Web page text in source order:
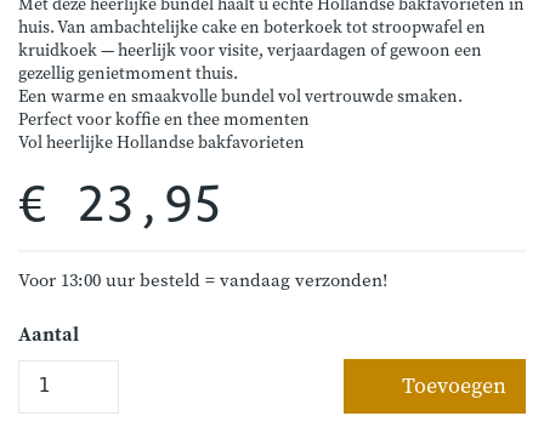
Met deze heerlijke bundel haalt u echte Hollandse bakfavorieten in
huis. Van ambachtelijke cake en boterkoek tot stroopwafel en
kruidkoek — heerlijk voor visite, verjaardagen of gewoon een
gezellig genietmoment thuis.
Een warme en smaakvolle bundel vol vertrouwde smaken.
Perfect voor koffie en thee momenten
Vol heerlijke Hollandse bakfavorieten
€ 23,95
Voor 13:00 uur besteld = vandaag verzonden!
Aantal
Toevoegen